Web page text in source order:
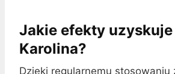
Jakie efekty uzyskuje
Karolina?
Dzięki regularnemu stosowaniu